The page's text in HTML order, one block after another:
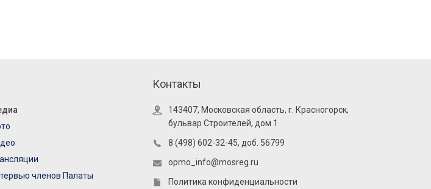
членов Палаты
Контакты
143407, Московская область, г. Красногорск,
бульвар Строителей, дом 1
8 (498) 602-32-45, доб. 56799
opmo_info@mosreg.ru
Политика конфиденциальности